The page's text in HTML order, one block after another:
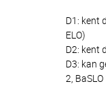
D1: kent
ELO)
D2: kent
D3: kan
2, BaSLO